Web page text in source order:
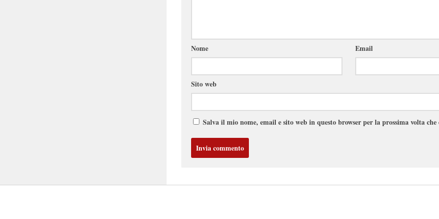
Nome Email
Sito web
Salva il mio nome, email e sito web in questo browser per la prossima volta che